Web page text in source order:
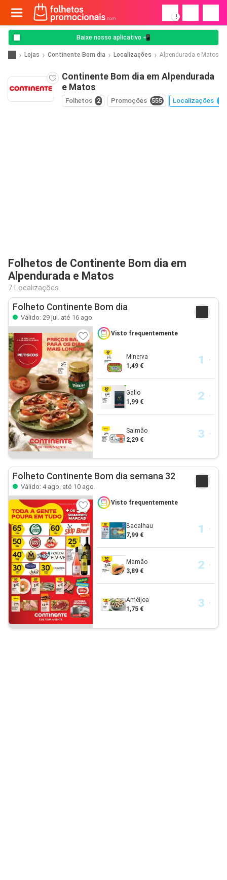
!
Baixe nosso aplicativo 📲
Lojas Continente Bom dia Localizações Alpendurada e Matos
Continente Bom dia em Alpendurada
e Matos
Folhetos 2 Promoções 555 Localizações
Folhetos de Continente Bom dia em
Alpendurada e Matos
7 Localizações
Folheto Continente Bom dia
Válido: 29 jul. até 16 ago.
Visto frequentemente
Minerva
1,49 €
Gallo
1,99 €
Salmão
2,29 €
Folheto Continente Bom dia semana 32
Válido: 4 ago. até 10 ago.
Visto frequentemente
Bacalhau
7,99 €
Mamão
3,89 €
Amêijoa
1,75 €